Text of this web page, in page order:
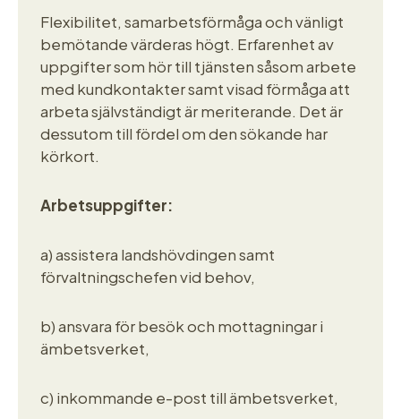
Flexibilitet, samarbetsförmåga och vänligt
bemötande värderas högt. Erfarenhet av
uppgifter som hör till tjänsten såsom arbete
med kundkontakter samt visad förmåga att
arbeta självständigt är meriterande. Det är
dessutom till fördel om den sökande har
körkort.
Arbetsuppgifter:
a) assistera landshövdingen samt
förvaltningschefen vid behov,
b) ansvara för besök och mottagningar i
ämbetsverket,
c) inkommande e-post till ämbetsverket,